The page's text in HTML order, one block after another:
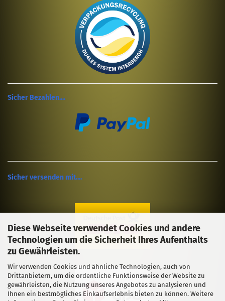
Diese Webseite verwendet Cookies und andere
Technologien um die Sicherheit Ihres Aufenthalts
zu Gewährleisten.
Wir verwenden Cookies und ähnliche Technologien, auch von
Drittanbietern, um die ordentliche Funktionsweise der Website zu
gewährleisten, die Nutzung unseres Angebotes zu analysieren und
Ihnen ein bestmögliches Einkaufserlebnis bieten zu können. Weitere
Sicher Bezahlen....
Sicher versenden mit....